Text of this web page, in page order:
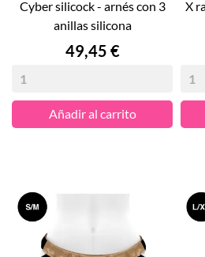
cyber silicock - arnés con 3
anillas silicona
Precio
49,45 €
Añadir al carrito
x ray - arnés compatible con